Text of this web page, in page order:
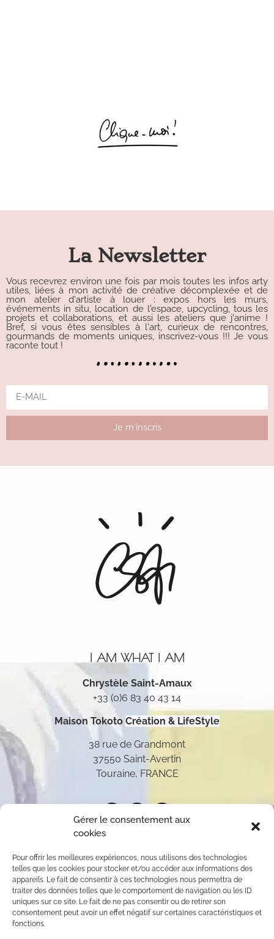
Gérer le consentement aux
cookies
Pour offrir les meilleures expériences, nous utilisons des technologies
telles que les cookies pour stocker et/ou accéder aux informations des
appareils. Le fait de consentir à ces technologies nous permettra de
traiter des données telles que le comportement de navigation ou les ID
uniques sur ce site. Le fait de ne pas consentir ou de retirer son
consentement peut avoir un effet négatif sur certaines caractéristiques et
fonctions.
La Newsletter
Vous recevrez environ une fois par mois toutes les infos arty
utiles, liées à mon activité de créative décomplexée et de
mon atelier d'artiste à louer : expos hors les murs,
événements in situ, location de l'espace, upcycling, tous les
projets et collaborations, et aussi les ateliers que j'anime !
Bref, si vous êtes sensibles à l'art, curieux de rencontres,
gourmands de moments uniques, inscrivez-vous !!! Je vous
raconte tout !
Je m'inscris
I AM WHAT I AM
Chrystèle Saint-Amaux
+33 (0)6 83 40 43 14
Maison Tokoto Création & LifeStyle
38 rue de Grandmont
37550 Saint-Avertin
Touraine, FRANCE